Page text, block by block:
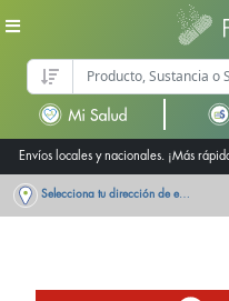
Envíos locales y nacionales. ¡Más
Selecciona tu dirección de entrega